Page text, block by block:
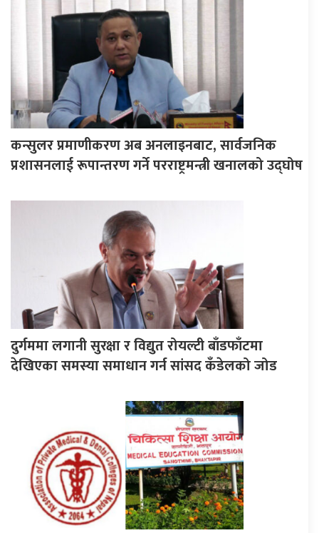
कन्सुलर प्रमाणीकरण अब अनलाइनबाट, सार्वजनिक
प्रशासनलाई रूपान्तरण गर्ने परराष्ट्रमन्त्री खनालको उद्घोष
दुर्गममा लगानी सुरक्षा र विद्युत रोयल्टी बाँडफाँटमा
देखिएका समस्या समाधान गर्न सांसद कँडेलको जोड